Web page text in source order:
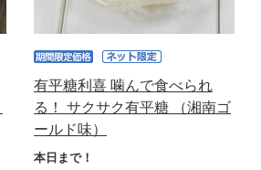
有平糖利喜 噛んで食べられ
る！ サクサク有平糖 （湘南ゴ
ールド味）
本日まで！